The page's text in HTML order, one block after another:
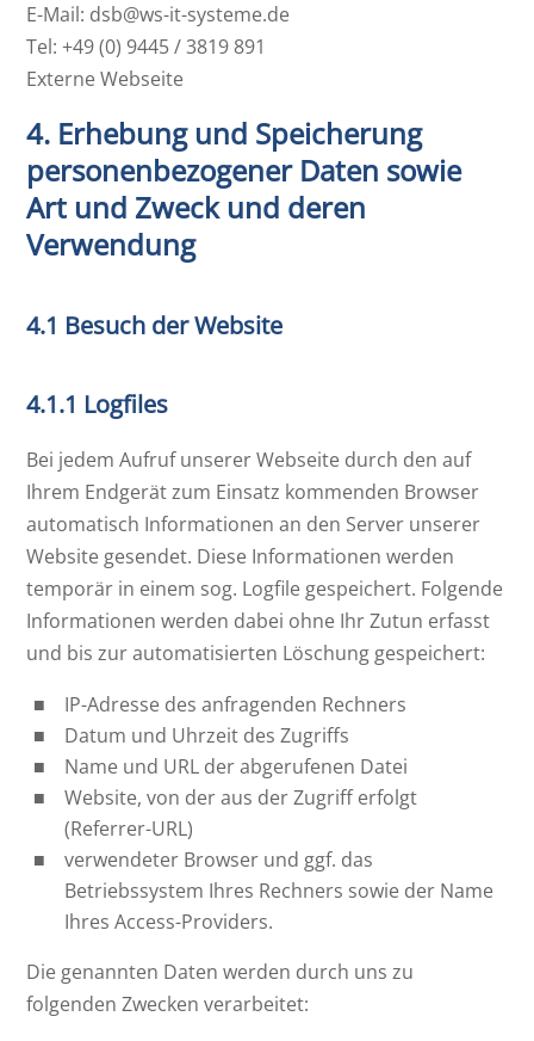
E-Mail: dsb@ws-it-systeme.de
Tel: +49 (0) 9445 / 3819 891
Externe Webseite
4. Erhebung und Speicherung
personenbezogener Daten sowie
Art und Zweck und deren
Verwendung
4.1 Besuch der Website
4.1.1 Logfiles
Bei jedem Aufruf unserer Webseite durch den auf
Ihrem Endgerät zum Einsatz kommenden Browser
automatisch Informationen an den Server unserer
Website gesendet. Diese Informationen werden
temporär in einem sog. Logfile gespeichert. Folgende
Informationen werden dabei ohne Ihr Zutun erfasst
und bis zur automatisierten Löschung gespeichert:
IP-Adresse des anfragenden Rechners
Datum und Uhrzeit des Zugriffs
Name und URL der abgerufenen Datei
Website, von der aus der Zugriff erfolgt
(Referrer-URL)
verwendeter Browser und ggf. das
Betriebssystem Ihres Rechners sowie der Name
Ihres Access-Providers.
Die genannten Daten werden durch uns zu
folgenden Zwecken verarbeitet: